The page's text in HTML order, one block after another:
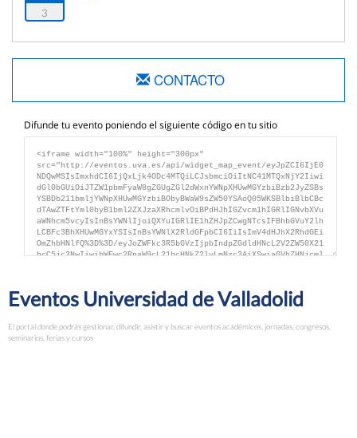
3
CONTACTO
Difunde tu evento poniendo el siguiente código en tu sitio
Eventos Universidad de Valladolid
El portal donde podrás gestionar, difundir, asistir y buscar eventos académicos, jornadas, congresos,
seminarios, ferias y cursos